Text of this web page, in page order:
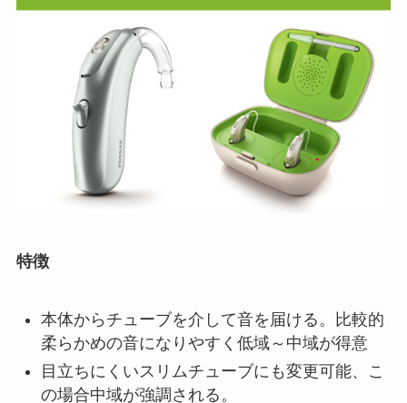
特徴
本体からチューブを介して音を届ける。比較的
柔らかめの音になりやすく低域～中域が得意
目立ちにくいスリムチューブにも変更可能、こ
の場合中域が強調される。